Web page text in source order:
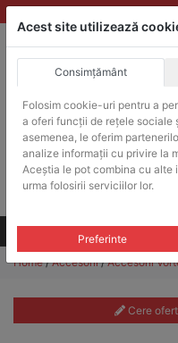
Skip
to
ACHIZITII PUBLICE
Produsele pot fi
Products
search
Toate produsele
Home/Accesorii/Accesorii
Cere
Acest site utilizează
Consimțământ
Folosim cookie-uri pentru a
a oferi funcții de rețele sociale
asemenea, le oferim
analize informații cu privire la
Aceștia le pot combina cu alte
urma folosirii serviciilor lor.
Preferinte